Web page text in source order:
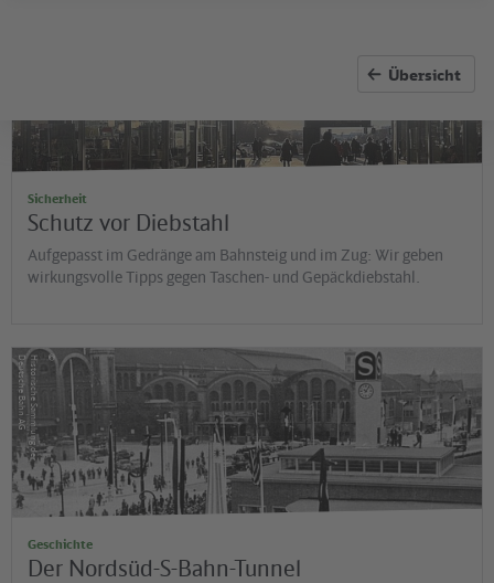
Übersicht
Sicherheit
Schutz vor Diebstahl
Aufgepasst im Gedränge am Bahnsteig und im Zug: Wir geben
wirkungsvolle Tipps gegen Taschen- und Gepäckdiebstahl.
©
H
is
t
o
r
is
c
h
e
S
a
m
m
lu
n
g
d
e
r
D
e
u
t
s
c
h
e
B
a
h
n
A
G
Geschichte
Der Nordsüd-S-Bahn-Tunnel